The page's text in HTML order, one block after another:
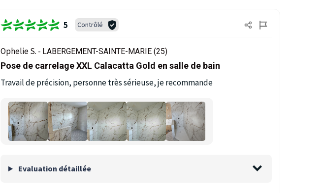
5 Contrôlé
Ophelie S. - LABERGEMENT-SAINTE-MARIE (25)
Pose de carrelage XXL Calacatta Gold en salle de bain
Travail de précision, personne très sérieuse, je recommande
Evaluation détaillée